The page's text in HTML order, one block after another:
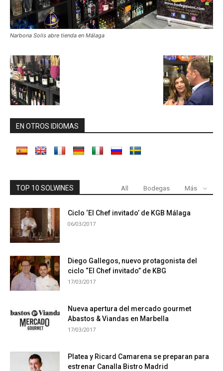
Narbona Solis abre tienda en Málaga
EN OTROS IDIOMAS
TOP 10 SOLWINES All Bodegas Más
Ciclo ‘El Chef invitado’ de KGB Málaga
06/03/2017
Diego Gallegos, nuevo protagonista del
ciclo “El Chef invitado” de KBG
17/03/2017
Nueva apertura del mercado gourmet
Abastos & Viandas en Marbella
17/03/2017
Platea y Ricard Camarena se preparan para
estrenar Canalla Bistro Madrid